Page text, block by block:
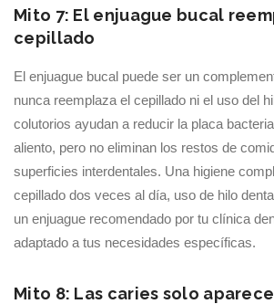
Mito 7: El enjuague bucal
cepillado
El enjuague bucal puede ser un
nunca reemplaza el cepillado ni el uso del
colutorios ayudan a reducir la placa
aliento, pero no eliminan los restos de
superficies interdentales. Una higiene
cepillado dos veces al día, uso de hilo
un enjuague recomendado por tu clínica
adaptado a tus necesidades específicas.
Mito 8: Las caries solo